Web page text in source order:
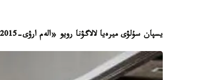
يسپان سۇلۋى ميرەيا لالاگۋنا رويو «الەم ارۋى-2015»